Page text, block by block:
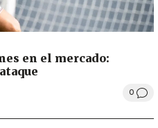
en el mercado:
0